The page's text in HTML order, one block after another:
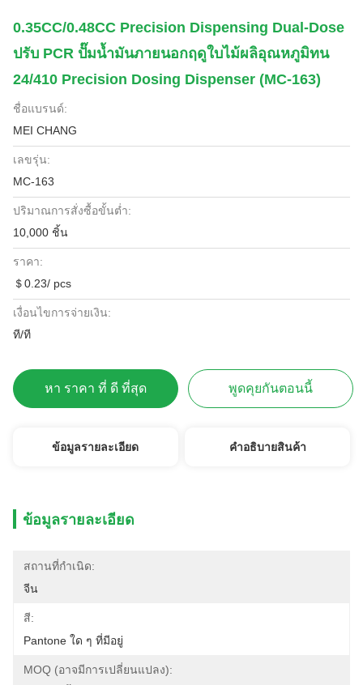
0.35CC/0.48CC Precision Dispensing Dual-Dose
ปรับ PCR ปั๊มน้ำมันภายนอกฤดูใบไม้ผลิอุณหภูมิทน
24/410 Precision Dosing Dispenser (MC-163)
ชื่อแบรนด์:
MEI CHANG
เลขรุ่น:
MC-163
ปริมาณการสั่งซื้อขั้นต่ำ:
10,000 ชิ้น
ราคา:
＄0.23/ pcs
เงื่อนไขการจ่ายเงิน:
ที/ที
หา ราคา ที่ ดี ที่สุด พูดคุยกันตอนนี้
ข้อมูลรายละเอียด คําอธิบายสินค้า
ข้อมูลรายละเอียด
สถานที่กำเนิด:
จีน
สี:
Pantone ใด ๆ ที่มีอยู่
MOQ (อาจมีการเปลี่ยนแปลง):